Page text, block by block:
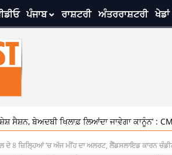
ਪੰਜਾਬ ਰਾਸ਼ਟਰੀ ਅੰਤਰਰਾਸ਼ਟਰੀ ਖੇਡਾਂ
ਲਿਆਂਦਾ ਜਾਵੇਗਾ ਕਾਨੂੰਨ’ : CM ਮਾਨ
ਦੇ 8 ਜ਼ਿਲ੍ਹਿਆਂ ‘ਚ ਅੱਜ ਮੀਂਹ ਦਾ ਅਲਰਟ, ਲੈਂਡਸਲਾਇਡ ਕਾਰਨ